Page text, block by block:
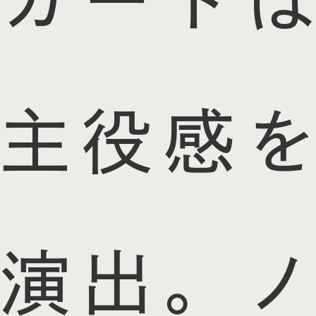
主役感を
演出。ノ